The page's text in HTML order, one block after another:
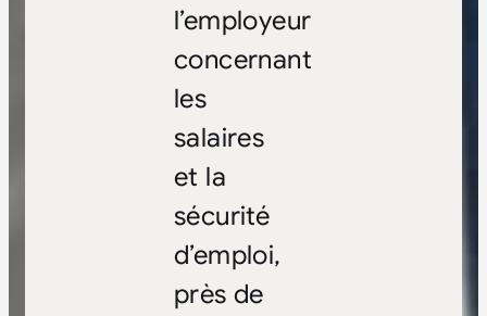
l’employeur
concernant
les
salaires
et la
sécurité
d’emploi,
près de